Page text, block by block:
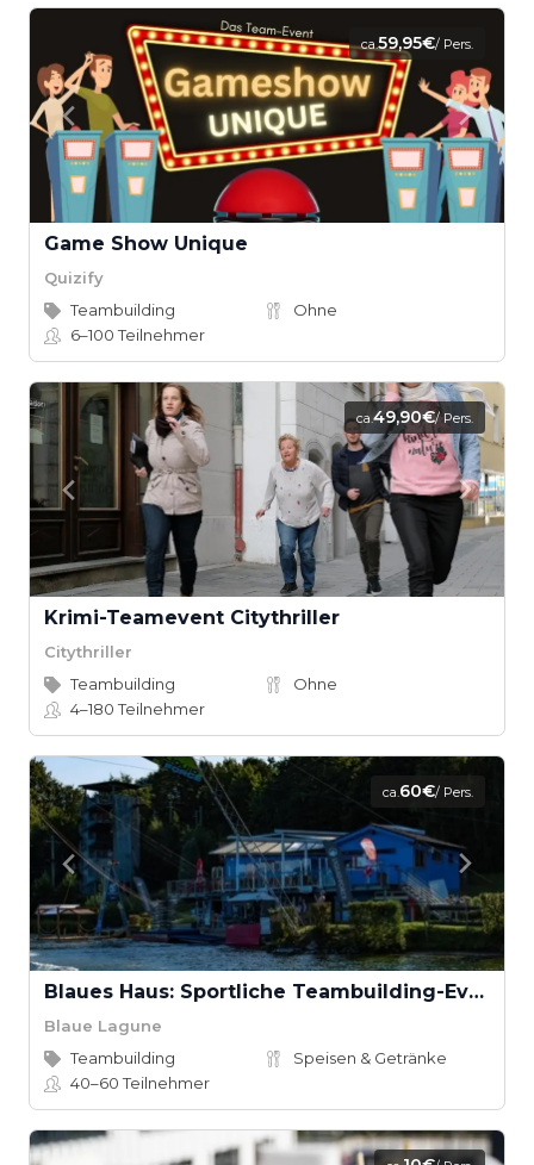
ca.59,95€/ Pers.
Game Show Unique
Quizify
Teambuilding
Ohne
6–100Teilnehmer
ca.49,90€/ Pers.
Krimi-Teamevent Citythriller
Citythriller
Teambuilding
Ohne
4–180Teilnehmer
ca.60€/ Pers.
Blaues Haus: Sportliche Teambuilding-Events
Blaue Lagune
Teambuilding
Speisen & Getränke
40–60Teilnehmer